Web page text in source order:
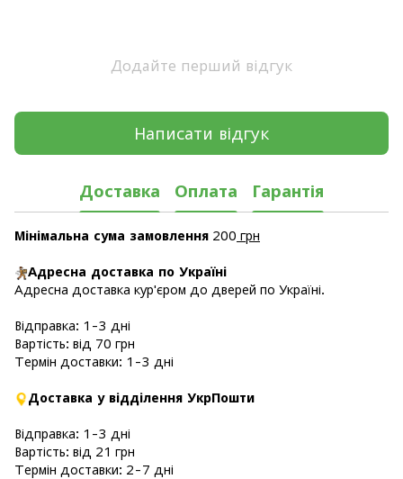
Додайте перший відгук
Написати відгук
Доставка Оплата Гарантія
Мінімальна сума замовлення 200 грн
Адресна доставка по Україні
Адресна доставка кур'єром до дверей по Україні.
Відправка: 1-3 дні
Вартість: від 70 грн
Термін доставки: 1-3 дні
Доставка у відділення УкрПошти
Відправка: 1-3 дні
Вартість: від 21 грн
Термін доставки: 2-7 дні